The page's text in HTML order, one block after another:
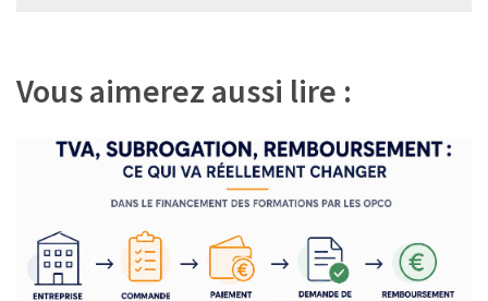
Vous aimerez aussi lire :